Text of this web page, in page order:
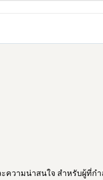
ความน่าสนใจ สำหรับผู้ที่ก